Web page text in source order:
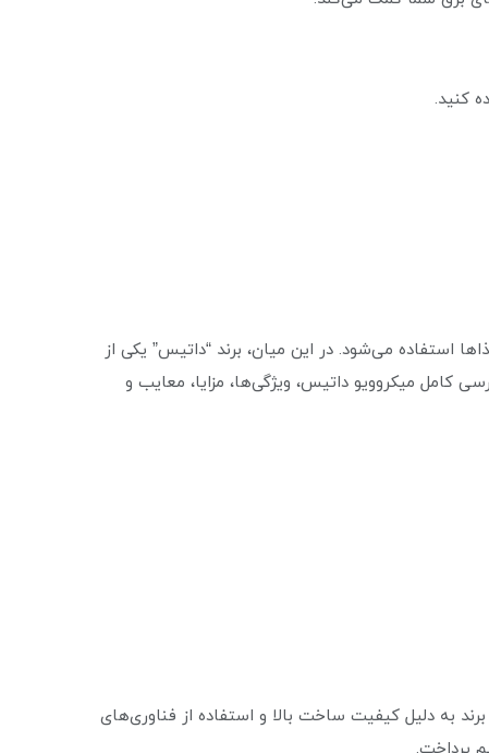
استفاده می‌شود. در این میان، برند “داتیس” یکی از
کامل میکروویو داتیس، ویژگی‌ها، مزایا، معایب و
به دلیل کیفیت ساخت بالا و استفاده از فناوری‌های